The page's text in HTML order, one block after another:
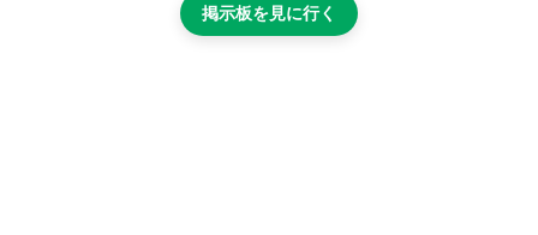
掲示板を見に行く